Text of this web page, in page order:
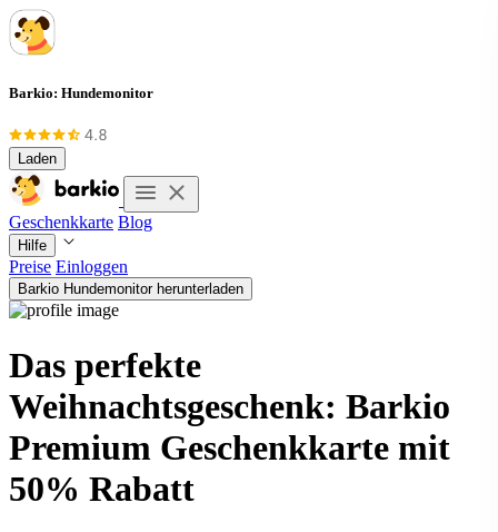
Barkio: Hundemonitor
Laden
Geschenkkarte Blog
Hilfe
Preise Einloggen
Barkio Hundemonitor herunterladen
Das perfekte
Weihnachtsgeschenk: Barkio
Premium Geschenkkarte mit
50% Rabatt